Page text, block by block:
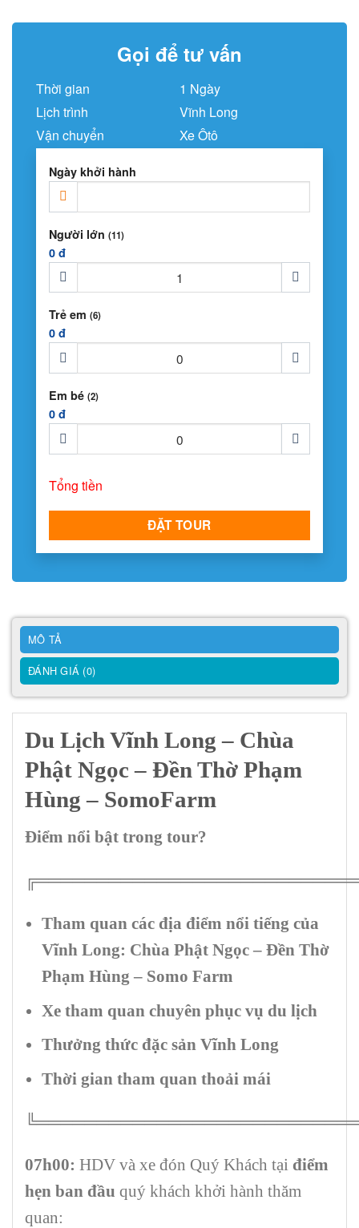
Gọi để tư vấn
Thời gian
1 Ngày
Lịch trình
Vĩnh Long
Vận chuyển
Xe Ôtô
Ngày khởi hành
Người lớn (11)
0 đ
Trẻ em (6)
0 đ
Em bé (2)
0 đ
Tổng tiền
ĐẶT TOUR
MÔ TẢ
ĐÁNH GIÁ (0)
Du Lịch Vĩnh Long – Chùa
Phật Ngọc – Đền Thờ Phạm
Hùng – SomoFarm
Điểm nổi bật trong tour?
Tham quan các địa điểm nổi tiếng của
Vĩnh Long: Chùa Phật Ngọc – Đền Thờ
Phạm Hùng – Somo Farm
Xe tham quan chuyên phục vụ du lịch
Thưởng thức đặc sản Vĩnh Long
Thời gian tham quan thoải mái
07h00: HDV và xe đón Quý Khách tại điểm
hẹn ban đầu quý khách khởi hành thăm
quan: